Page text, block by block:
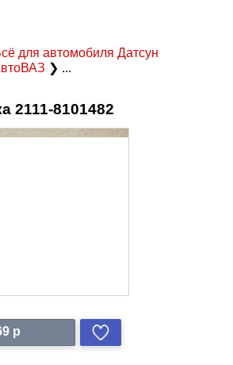
для автомобиля Датсун
❯ ...
2111-8101482
p